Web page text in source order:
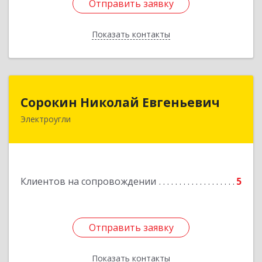
Отправить заявку
Показать контакты
Отправить заявку
Назад
Сорокин Николай Евгеньевич
Электроугли
Клиентов на сопровождении 5
Отправить заявку
Показать контакты
Сорокин Николай Евгеньевич
Отправить заявку
Назад